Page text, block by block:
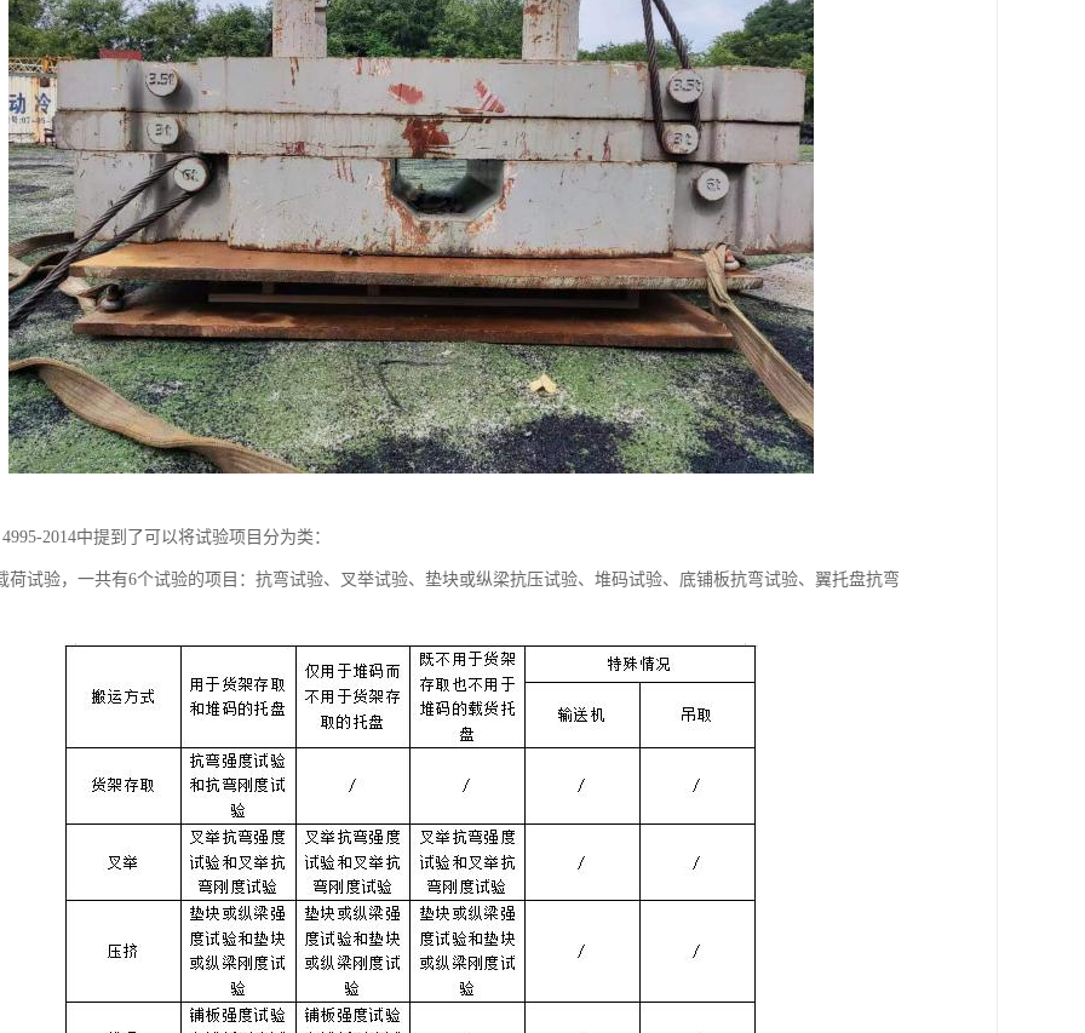
2014中提到了可以将试验项目分为类：
荷试验，一共有6个试验的项目：抗弯试验、叉举试验、垫块或纵梁抗压试验、堆码试验、底铺板抗弯试验、翼托盘抗弯